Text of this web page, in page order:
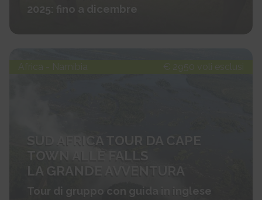
2025: fino a dicembre
Africa - Namibia € 2950 voli esclusi
TOWN ALLE FALLS
LA GRANDE AVVENTURA
Tour di gruppo con guida in inglese